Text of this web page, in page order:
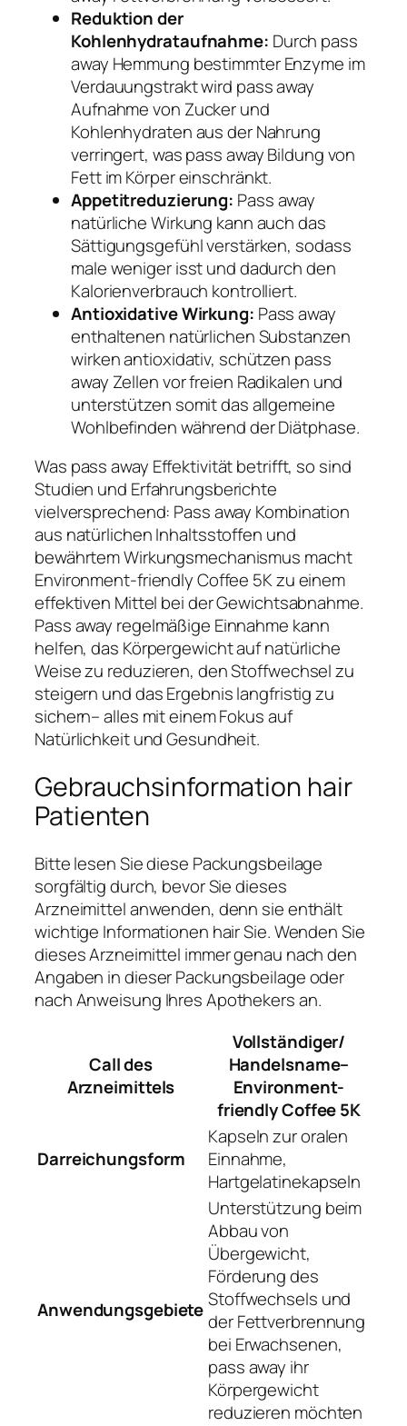
Reduktion der
Kohlenhydrataufnahme: Durch pass
away Hemmung bestimmter Enzyme im
Verdauungstrakt wird pass away
Aufnahme von Zucker und
Kohlenhydraten aus der Nahrung
verringert, was pass away Bildung von
Fett im Körper einschränkt.
Appetitreduzierung: Pass away
natürliche Wirkung kann auch das
Sättigungsgefühl verstärken, sodass
male weniger isst und dadurch den
Kalorienverbrauch kontrolliert.
Antioxidative Wirkung: Pass away
enthaltenen natürlichen Substanzen
wirken antioxidativ, schützen pass
away Zellen vor freien Radikalen und
unterstützen somit das allgemeine
Wohlbefinden während der Diätphase.
Was pass away Effektivität betrifft, so sind
Studien und Erfahrungsberichte
vielversprechend: Pass away Kombination
aus natürlichen Inhaltsstoffen und
bewährtem Wirkungsmechanismus macht
Environment-friendly Coffee 5K zu einem
effektiven Mittel bei der Gewichtsabnahme.
Pass away regelmäßige Einnahme kann
helfen, das Körpergewicht auf natürliche
Weise zu reduzieren, den Stoffwechsel zu
steigern und das Ergebnis langfristig zu
sichern– alles mit einem Fokus auf
Natürlichkeit und Gesundheit.
Gebrauchsinformation hair
Patienten
Bitte lesen Sie diese Packungsbeilage
sorgfältig durch, bevor Sie dieses
Arzneimittel anwenden, denn sie enthält
wichtige Informationen hair Sie. Wenden Sie
dieses Arzneimittel immer genau nach den
Angaben in dieser Packungsbeilage oder
nach Anweisung Ihres Apothekers an.
Call des
Arzneimittels
Vollständiger/
Handelsname–
Environment-
friendly Coffee 5K
Darreichungsform
Kapseln zur oralen
Einnahme,
Hartgelatinekapseln
Anwendungsgebiete
Unterstützung beim
Abbau von
Übergewicht,
Förderung des
Stoffwechsels und
der Fettverbrennung
bei Erwachsenen,
pass away ihr
Körpergewicht
reduzieren möchten